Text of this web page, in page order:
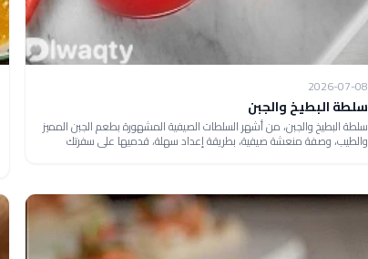
2026-07-08
سلطة البطيخ والجبن
سلطة البطيخ والجبن، من أشهر السلطات الصيفية المشهورة بطعم الجبن المميز
والطيب، وصفة منعشة صيفية، بطريقة إعداد سهلة، قدميها على سفرتك